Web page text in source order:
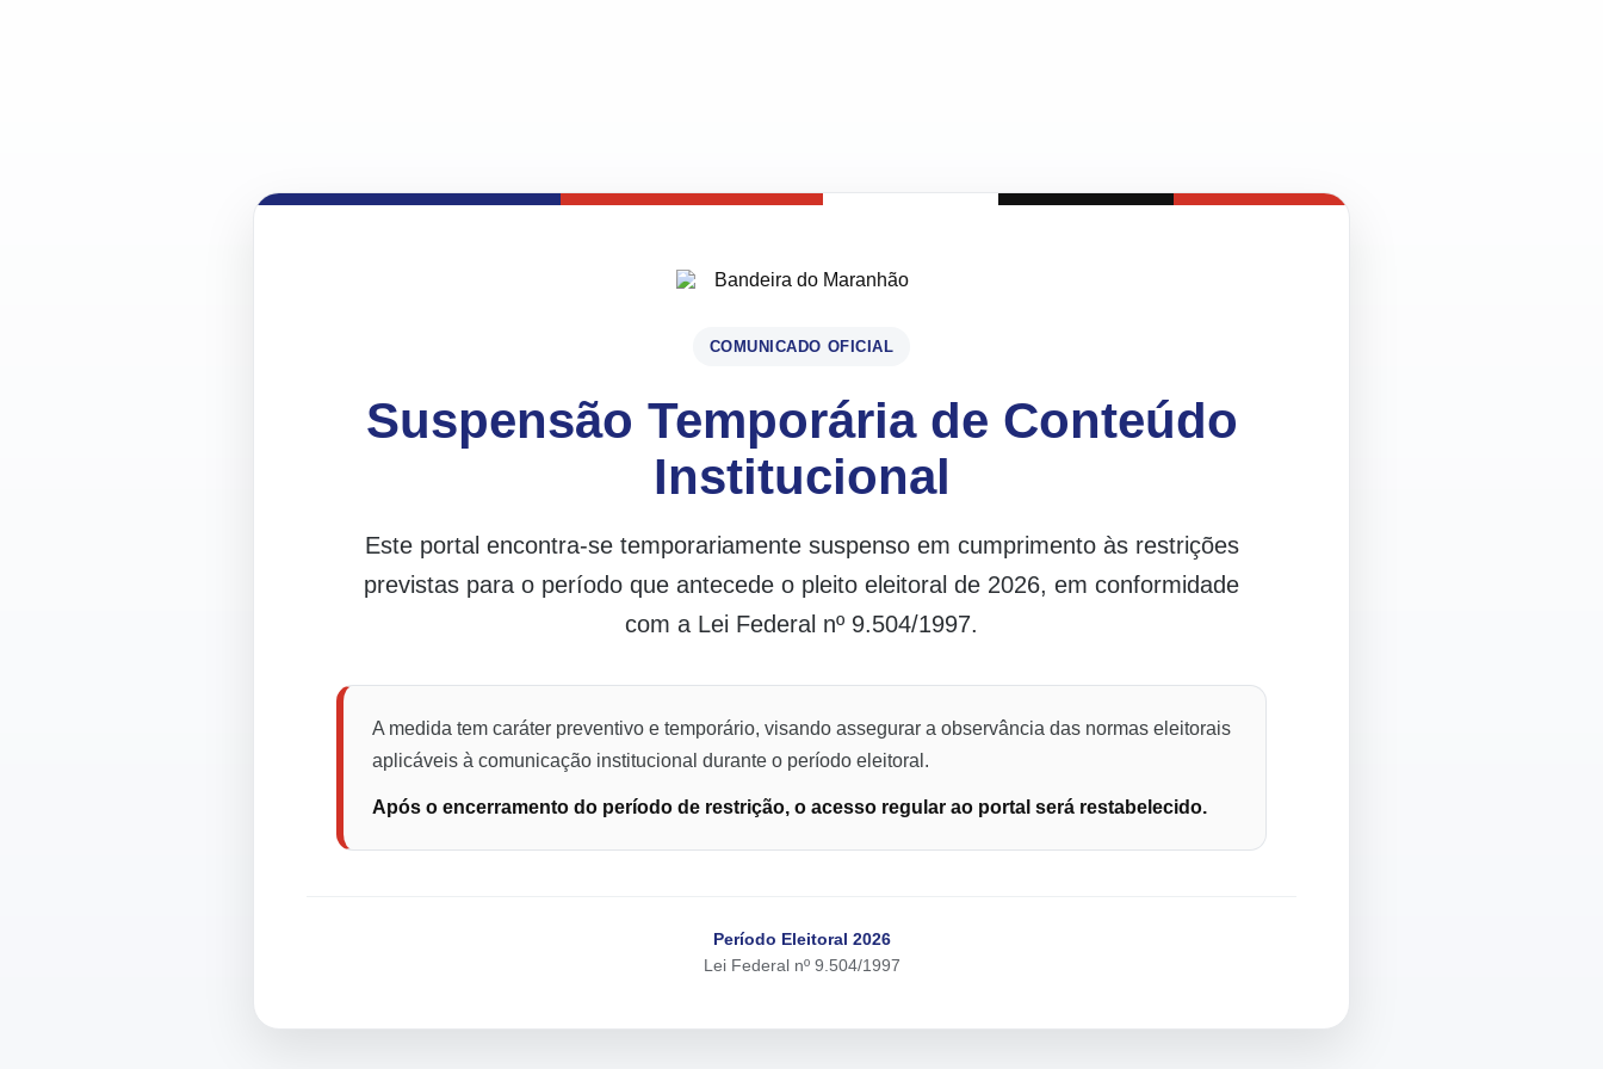
COMUNICADO OFICIAL
Suspensão Temporária de Conteúdo
Institucional
Este portal encontra-se temporariamente suspenso em cumprimento às restrições
previstas para o período que antecede o pleito eleitoral de 2026, em conformidade
com a Lei Federal nº 9.504/1997.
A medida tem caráter preventivo e temporário, visando assegurar a observância das normas eleitorais
aplicáveis à comunicação institucional durante o período eleitoral.
Após o encerramento do período de restrição, o acesso regular ao portal será restabelecido.
Período Eleitoral 2026
Lei Federal nº 9.504/1997